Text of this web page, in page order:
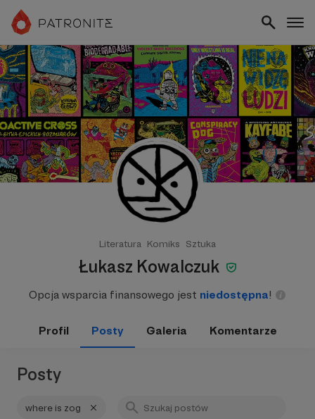
Literatura Komiks Sztuka
Łukasz Kowalczuk
Opcja wsparcia finansowego jest niedostępna!
Profil Posty Galeria Komentarze
Posty
where is zog